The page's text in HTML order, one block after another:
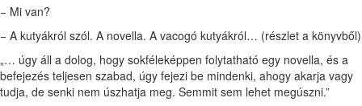
− Mi van?
− A kutyákról szól. A novella. A vacogó kutyákról… (részlet a könyvből)
„… úgy áll a dolog, hogy sokféleképpen folytatható egy novella, és a
befejezés teljesen szabad, úgy fejezi be mindenki, ahogy akarja vagy
tudja, de senki nem úszhatja meg. Semmit sem lehet megúszni.”